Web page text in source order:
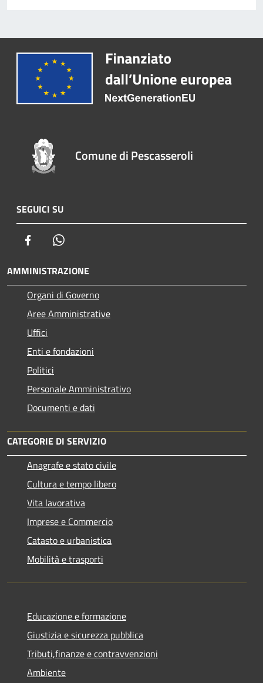
Comune di Pescasseroli
SEGUICI SU
Facebook
AMMINISTRAZIONE
Organi di Governo
Aree Amministrative
Uffici
Enti e fondazioni
Politici
Personale Amministrativo
Documenti e dati
CATEGORIE DI SERVIZIO
Anagrafe e stato civile
Cultura e tempo libero
Vita lavorativa
Imprese e Commercio
Catasto e urbanistica
Mobilità e trasporti
Educazione e formazione
Giustizia e sicurezza pubblica
Tributi,finanze e contravvenzioni
Ambiente